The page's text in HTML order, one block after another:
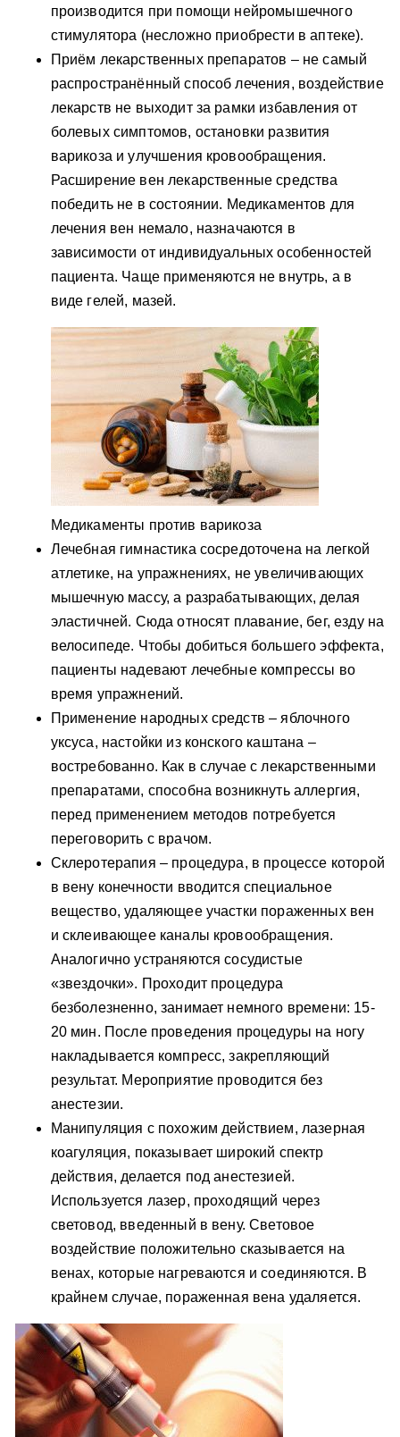
производится при помощи нейромышечного
стимулятора (несложно приобрести в аптеке).
Приём лекарственных препаратов – не самый
распространённый способ лечения, воздействие
лекарств не выходит за рамки избавления от
болевых симптомов, остановки развития
варикоза и улучшения кровообращения.
Расширение вен лекарственные средства
победить не в состоянии. Медикаментов для
лечения вен немало, назначаются в
зависимости от индивидуальных особенностей
пациента. Чаще применяются не внутрь, а в
виде гелей, мазей.
Медикаменты против варикоза
Лечебная гимнастика сосредоточена на легкой
атлетике, на упражнениях, не увеличивающих
мышечную массу, а разрабатывающих, делая
эластичней. Сюда относят плавание, бег, езду на
велосипеде. Чтобы добиться большего эффекта,
пациенты надевают лечебные компрессы во
время упражнений.
Применение народных средств – яблочного
уксуса, настойки из конского каштана –
востребованно. Как в случае с лекарственными
препаратами, способна возникнуть аллергия,
перед применением методов потребуется
переговорить с врачом.
Склеротерапия – процедура, в процессе которой
в вену конечности вводится специальное
вещество, удаляющее участки пораженных вен
и склеивающее каналы кровообращения.
Аналогично устраняются сосудистые
«звездочки». Проходит процедура
безболезненно, занимает немного времени: 15-
20 мин. После проведения процедуры на ногу
накладывается компресс, закрепляющий
результат. Мероприятие проводится без
анестезии.
Манипуляция с похожим действием, лазерная
коагуляция, показывает широкий спектр
действия, делается под анестезией.
Используется лазер, проходящий через
световод, введенный в вену. Световое
воздействие положительно сказывается на
венах, которые нагреваются и соединяются. В
крайнем случае, пораженная вена удаляется.